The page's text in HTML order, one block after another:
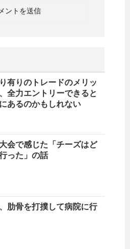
有りのトレードのメリッ
、全力エントリーできると
あるのかもしれない
会で感じた「チーズはど
った」の話
肋骨を打撲して病院に行